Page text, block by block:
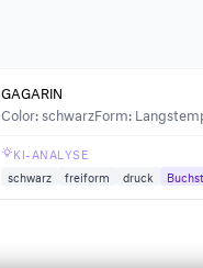
GAGARIN
Color: schwarzForm:
KI-ANALYSE
schwarz
freiform druck